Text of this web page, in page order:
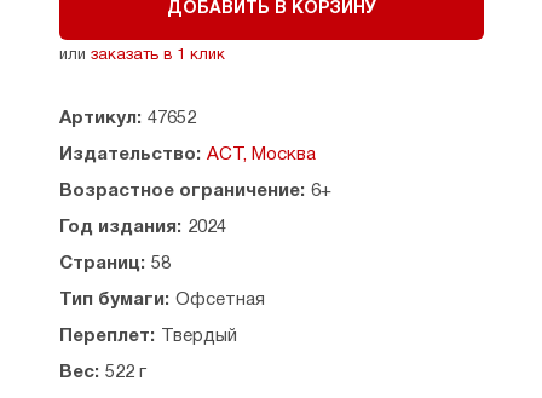
ДОБАВИТЬ В КОРЗИНУ
или заказать в 1 клик
Артикул: 47652
Издательство: АСТ, Москва
Возрастное ограничение: 6+
Год издания: 2024
Страниц: 58
Тип бумаги: Офсетная
Переплет: Твердый
Вес: 522 г